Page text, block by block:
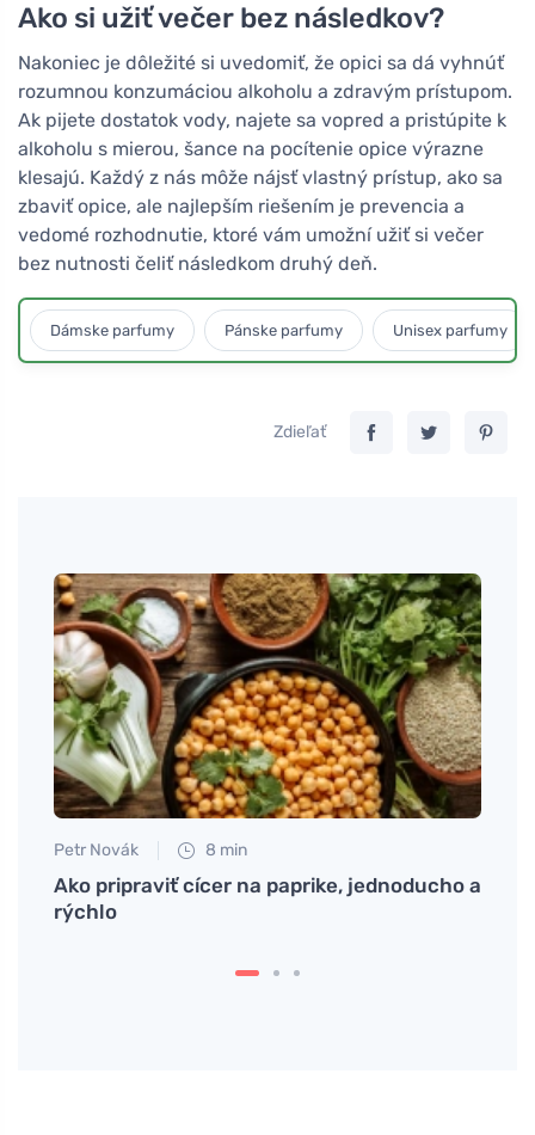
Ako si užiť večer bez následkov?
Nakoniec je dôležité si uvedomiť, že opici sa dá vyhnúť
rozumnou konzumáciou alkoholu a zdravým prístupom.
Ak pijete dostatok vody, najete sa vopred a pristúpite k
alkoholu s mierou, šance na pocítenie opice výrazne
klesajú. Každý z nás môže nájsť vlastný prístup, ako sa
zbaviť opice, ale najlepším riešením je prevencia a
vedomé rozhodnutie, ktoré vám umožní užiť si večer
bez nutnosti čeliť následkom druhý deň.
Dámske parfumy Pánske parfumy Unisex parfumy
Zdieľať
Petr Novák 8 min
Ako pripraviť cícer na paprike, jednoducho a
rýchlo